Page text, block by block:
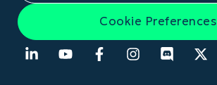
Cookie Preferences